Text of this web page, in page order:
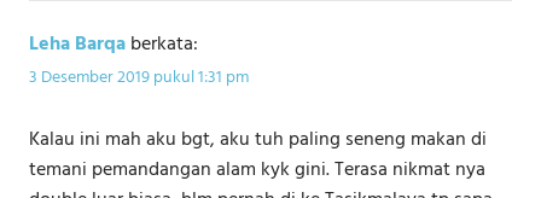
Leha Barqaberkata:
3 Desember 2019 pukul 1:31 pm
Kalau ini mah aku bgt, aku tuh paling seneng makan di
temani pemandangan alam kyk gini. Terasa nikmat nya